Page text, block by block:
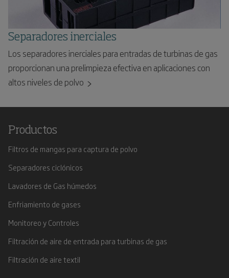
Separadores inerciales
Los separadores inerciales para entradas de turbinas de gas
proporcionan una prelimpieza efectiva en aplicaciones con
altos niveles de polvo
Productos
Filtros de mangas para captura de polvo
Separadores ciclónicos
Lavadores de Gas húmedos
Enfriamiento de gases
Monitoreo y Controles
Filtración de aire de entrada para turbinas de gas
Filtración de aire textil